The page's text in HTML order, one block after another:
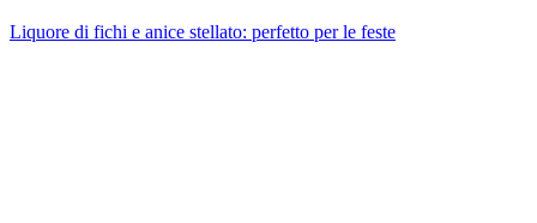
Liquore di fichi e anice stellato: perfetto per le feste